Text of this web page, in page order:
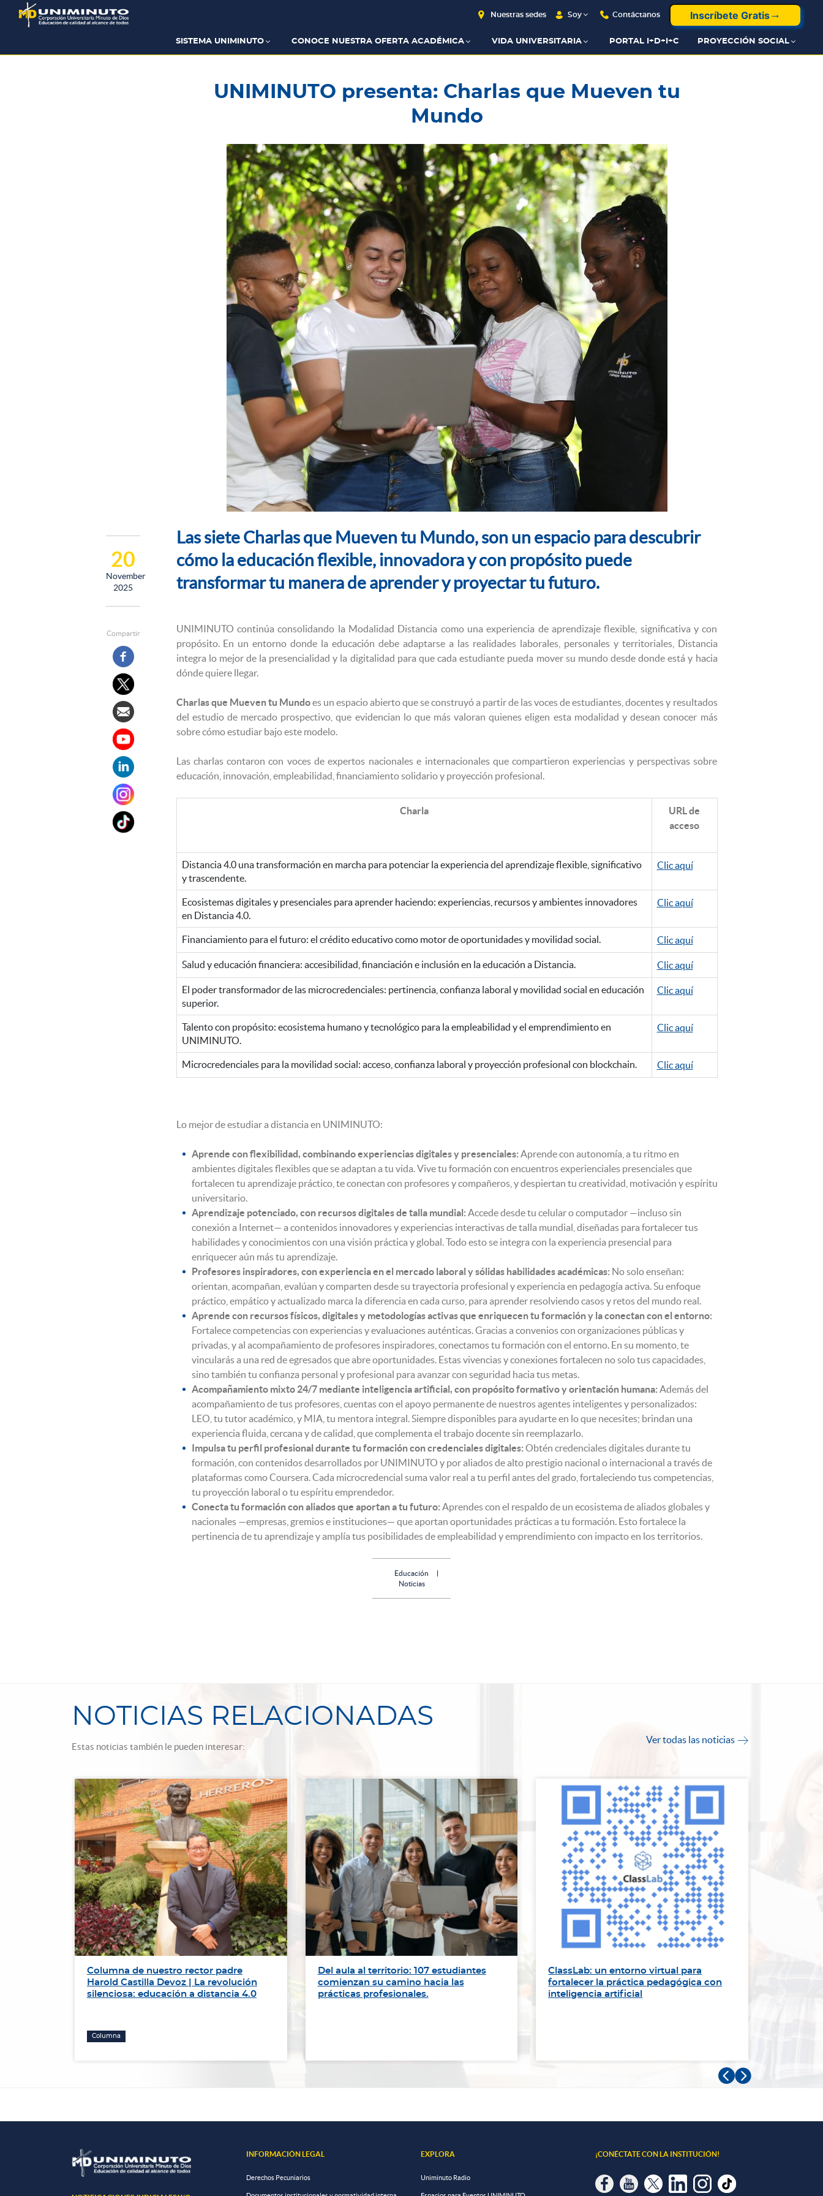
contenido
Nuestras sedes Soy Contáctanos Inscríbete Gratis
SISTEMA UNIMINUTO CONOCE NUESTRA OFERTA ACADÉMICA VIDA UNIVERSITARIA PORTAL I+D+I+C PROYECCIÓN SOCIAL
UNIMINUTO presenta: Charlas que Mueven tu
Mundo
Las siete Charlas que Mueven tu Mundo, son un espacio para descubrir
cómo la educación flexible, innovadora y con propósito puede
transformar tu manera de aprender y proyectar tu futuro.
UNIMINUTO continúa consolidando la Modalidad Distancia como una experiencia de aprendizaje flexible, significativa y con
propósito. En un entorno donde la educación debe adaptarse a las realidades laborales, personales y territoriales, Distancia
integra lo mejor de la presencialidad y la digitalidad para que cada estudiante pueda mover su mundo desde donde está y hacia
dónde quiere llegar.
Charlas que Mueven tu Mundoes un espacio abierto que se construyó a partir de las voces de estudiantes, docentes y resultados
del estudio de mercado prospectivo, que evidencian lo que más valoran quienes eligen esta modalidad y desean conocer más
sobre cómo estudiar bajo este modelo.
Las charlas contaron con voces de expertos nacionales e internacionales que compartieron experiencias y perspectivas sobre
educación, innovación, empleabilidad, financiamiento solidario y proyección profesional.
Charla
URL de
acceso
Distancia 4.0 una transformación en marcha para potenciar la experiencia del aprendizaje flexible, significativo
y trascendente.
Clic aquí
Ecosistemas digitales y presenciales para aprender haciendo: experiencias, recursos y ambientes innovadores
en Distancia 4.0.
Clic aquí
Financiamiento para el futuro: el crédito educativo como motor de oportunidades y movilidad social. Clic aquí
Salud y educación financiera: accesibilidad, financiación e inclusión en la educación a Distancia. Clic aquí
El poder transformador de las microcredenciales: pertinencia, confianza laboral y movilidad social en educación
superior.
Clic aquí
Talento con propósito: ecosistema humano y tecnológico para la empleabilidad y el emprendimiento en
UNIMINUTO.
Clic aquí
Microcredenciales para la movilidad social: acceso, confianza laboral y proyección profesional con blockchain. Clic aquí
Lo mejor de estudiar a distancia en UNIMINUTO:
Aprende con flexibilidad, combinando experiencias digitales y presenciales: Aprende con autonomía, a tu ritmo en
ambientes digitales flexibles que se adaptan a tu vida. Vive tu formación con encuentros experienciales presenciales que
fortalecen tu aprendizaje práctico, te conectan con profesores y compañeros, y despiertan tu creatividad, motivación y espíritu
universitario.
Aprendizaje potenciado, con recursos digitales de talla mundial: Accede desde tu celular o computador —incluso sin
conexión a Internet— a contenidos innovadores y experiencias interactivas de talla mundial, diseñadas para fortalecer tus
habilidades y conocimientos con una visión práctica y global. Todo esto se integra con la experiencia presencial para
enriquecer aún más tu aprendizaje.
Profesores inspiradores, con experiencia en el mercado laboral y sólidas habilidades académicas: No solo enseñan:
orientan, acompañan, evalúan y comparten desde su trayectoria profesional y experiencia en pedagogía activa. Su enfoque
práctico, empático y actualizado marca la diferencia en cada curso, para aprender resolviendo casos y retos del mundo real.
Aprende con recursos físicos, digitales y metodologías activas que enriquecen tu formación y la conectan con el entorno:
Fortalece competencias con experiencias y evaluaciones auténticas. Gracias a convenios con organizaciones públicas y
privadas, y al acompañamiento de profesores inspiradores, conectamos tu formación con el entorno. En su momento, te
vincularás a una red de egresados que abre oportunidades. Estas vivencias y conexiones fortalecen no solo tus capacidades,
sino también tu confianza personal y profesional para avanzar con seguridad hacia tus metas.
Acompañamiento mixto 24/7 mediante inteligencia artificial, con propósito formativo y orientación humana: Además del
acompañamiento de tus profesores, cuentas con el apoyo permanente de nuestros agentes inteligentes y personalizados:
LEO, tu tutor académico, y MIA, tu mentora integral. Siempre disponibles para ayudarte en lo que necesites; brindan una
experiencia fluida, cercana y de calidad, que complementa el trabajo docente sin reemplazarlo.
Impulsa tu perfil profesional durante tu formación con credenciales digitales: Obtén credenciales digitales durante tu
formación, con contenidos desarrollados por UNIMINUTO y por aliados de alto prestigio nacional o internacional a través de
plataformas como Coursera. Cada microcredencial suma valor real a tu perfil antes del grado, fortaleciendo tus competencias,
tu proyección laboral o tu espíritu emprendedor.
Conecta tu formación con aliados que aportan a tu futuro: Aprendes con el respaldo de un ecosistema de aliados globales y
nacionales —empresas, gremios e instituciones— que aportan oportunidades prácticas a tu formación. Esto fortalece la
pertinencia de tu aprendizaje y amplía tus posibilidades de empleabilidad y emprendimiento con impacto en los territorios.
20
November
2025
Compartir
Educación
Noticias
NOTICIAS RELACIONADAS
Estas noticias también le pueden interesar:
Ver todas las noticias 
Columna de nuestro rector padre
Harold Castilla Devoz | La revolución
silenciosa: educación a distancia 4.0
Columna
Del aula al territorio: 107 estudiantes
comienzan su camino hacia las
prácticas profesionales.
ClassLab: un entorno virtual para
fortalecer la práctica pedagógica con
inteligencia artificial

INFORMACIÓN LEGAL
Derechos Pecuniarios
EXPLORA
Uniminuto Radio
¡CONÉCTATE CON LA INSTITUCIÓN!